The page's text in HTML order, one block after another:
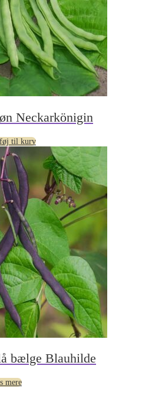
Neckarkönigin
til kurv
bælge Blauhilde
mere